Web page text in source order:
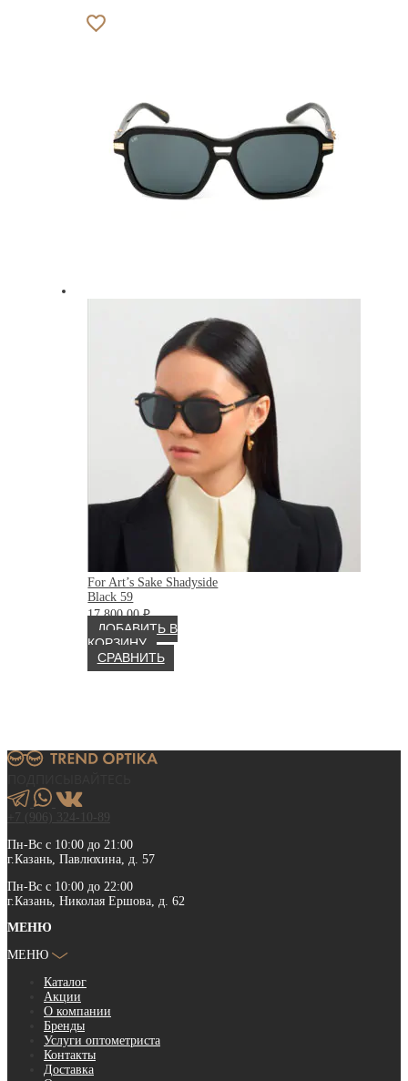
For Art’s Sake Shadyside
Black 59
17 800.00₽
ДОБАВИТЬ В
КОРЗИНУ
СРАВНИТЬ
+7 (906) 324-10-89
Пн-Вс с 10:00 до 21:00
г.Казань, Павлюхина, д. 57
Пн-Вс с 10:00 до 22:00
г.Казань, Николая Ершова, д. 62
МЕНЮ
МЕНЮ
Каталог
Акции
О компании
Бренды
Услуги оптометриста
Контакты
Доставка